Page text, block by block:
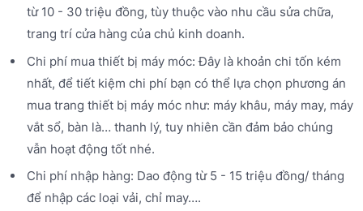
từ 10 - 30 triệu đồng, tùy thuộc vào nhu cầu sửa chữa,
trang trí cửa hàng của chủ kinh doanh.
Chi phí mua thiết bị máy móc: Đây là khoản chi tốn kém
nhất, để tiết kiệm chi phí bạn có thể lựa chọn phương án
mua trang thiết bị máy móc như: máy khâu, máy may, máy
vắt sổ, bàn là… thanh lý, tuy nhiên cần đảm bảo chúng
vẫn hoạt động tốt nhé.
Chi phí nhập hàng: Dao động từ 5 - 15 triệu đồng/ tháng
để nhập các loại vải, chỉ may….